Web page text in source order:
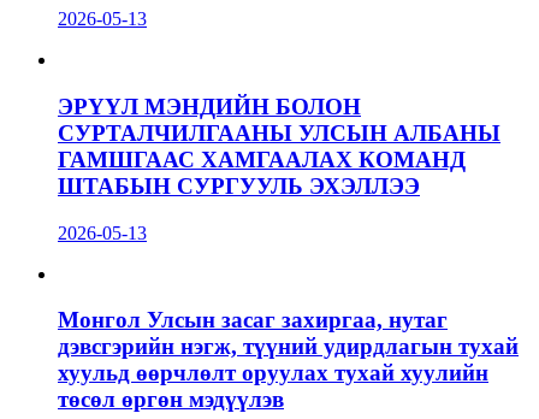
2026-05-13
ЭРҮҮЛ МЭНДИЙН БОЛОН
СУРТАЛЧИЛГААНЫ УЛСЫН АЛБАНЫ
ГАМШГААС ХАМГААЛАХ КОМАНД
ШТАБЫН СУРГУУЛЬ ЭХЭЛЛЭЭ
2026-05-13
Монгол Улсын засаг захиргаа, нутаг
дэвсгэрийн нэгж, түүний удирдлагын тухай
хуульд өөрчлөлт оруулах тухай хуулийн
төсөл өргөн мэдүүлэв